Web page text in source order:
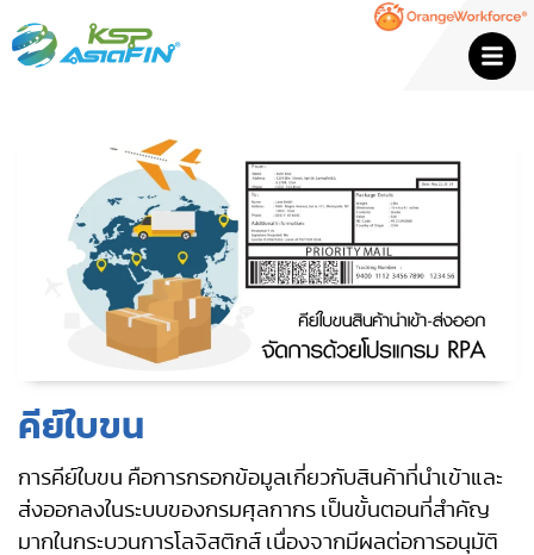
คีย์ใบขน
การคีย์ใบขน คือการกรอกข้อมูลเกี่ยวกับสินค้าที่นำเข้าและ
ส่งออกลงในระบบของกรมศุลกากร เป็นขั้นตอนที่สำคัญ
มากในกระบวนการโลจิสติกส์ เนื่องจากมีผลต่อการอนุมัติ